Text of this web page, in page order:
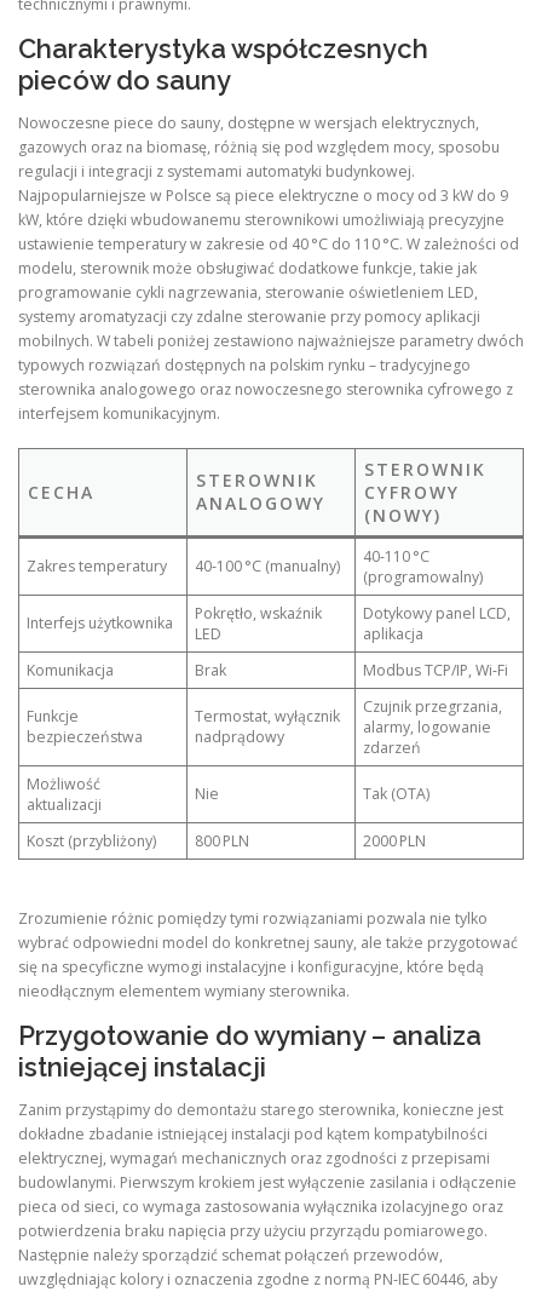
Charakterystyka współczesnych
pieców do sauny
Nowoczesne piece do sauny, dostępne w wersjach elektrycznych,
gazowych oraz na biomasę, różnią się pod względem mocy, sposobu
regulacji i integracji z systemami automatyki budynkowej.
Najpopularniejsze w Polsce są piece elektryczne o mocy od 3 kW do 9
kW, które dzięki wbudowanemu sterownikowi umożliwiają precyzyjne
ustawienie temperatury w zakresie od 40 °C do 110 °C. W zależności od
modelu, sterownik może obsługiwać dodatkowe funkcje, takie jak
programowanie cykli nagrzewania, sterowanie oświetleniem LED,
systemy aromatyzacji czy zdalne sterowanie przy pomocy aplikacji
mobilnych. W tabeli poniżej zestawiono najważniejsze parametry dwóch
typowych rozwiązań dostępnych na polskim rynku – tradycyjnego
sterownika analogowego oraz nowoczesnego sterownika cyfrowego z
interfejsem komunikacyjnym.
CECHA
STEROWNIK
ANALOGOWY
STEROWNIK
CYFROWY
(NOWY)
Zakres temperatury 40‑100 °C (manualny)
40‑110 °C
(programowalny)
Interfejs użytkownika
Pokrętło, wskaźnik
LED
Dotykowy panel LCD,
aplikacja
Komunikacja
Brak Modbus TCP/IP, Wi‑Fi
Funkcje
bezpieczeństwa
Termostat, wyłącznik
nadprądowy
Czujnik przegrzania,
alarmy, logowanie
zdarzeń
Możliwość
aktualizacji
Nie Tak (OTA)
Koszt (przybliżony) 800 PLN 2000 PLN
Zrozumienie różnic pomiędzy tymi rozwiązaniami pozwala nie tylko
wybrać odpowiedni model do konkretnej sauny, ale także przygotować
się na specyficzne wymogi instalacyjne i konfiguracyjne, które będą
nieodłącznym elementem wymiany sterownika.
Przygotowanie do wymiany – analiza
istniejącej instalacji
Zanim przystąpimy do demontażu starego sterownika, konieczne jest
dokładne zbadanie istniejącej instalacji pod kątem kompatybilności
elektrycznej, wymagań mechanicznych oraz zgodności z przepisami
budowlanymi. Pierwszym krokiem jest wyłączenie zasilania i odłączenie
pieca od sieci, co wymaga zastosowania wyłącznika izolacyjnego oraz
potwierdzenia braku napięcia przy użyciu przyrządu pomiarowego.
Następnie należy sporządzić schemat połączeń przewodów,
uwzględniając kolory i oznaczenia zgodne z normą PN‑IEC 60446, aby